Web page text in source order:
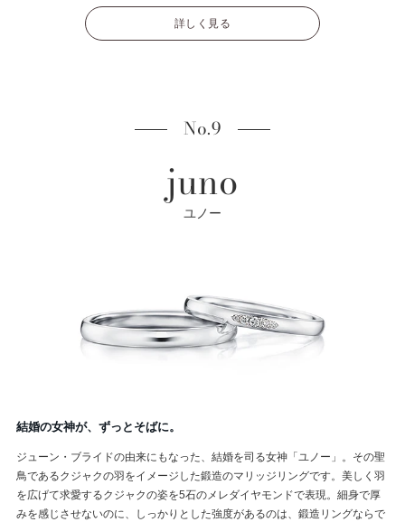
詳しく見る
No.9
juno
ユノー
結婚の女神が、ずっとそばに。
ジューン・ブライドの由来にもなった、結婚を司る女神「ユノー」。その聖
鳥であるクジャクの羽をイメージした鍛造のマリッジリングです。美しく羽
を広げて求愛するクジャクの姿を5石のメレダイヤモンドで表現。細身で厚
みを感じさせないのに、しっかりとした強度があるのは、鍛造リングならで